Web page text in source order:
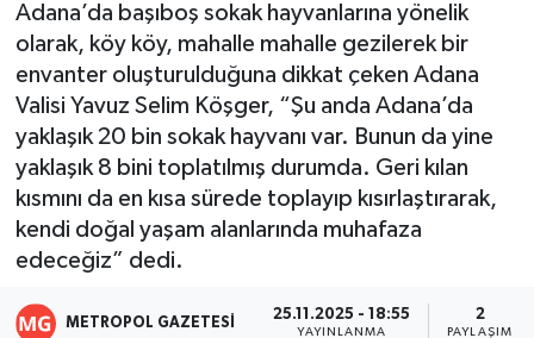
Adana’da başıboş sokak hayvanlarına yönelik
olarak, köy köy, mahalle mahalle gezilerek bir
envanter oluşturulduğuna dikkat çeken Adana
Valisi Yavuz Selim Köşger, “Şu anda Adana’da
yaklaşık 20 bin sokak hayvanı var. Bunun da yine
yaklaşık 8 bini toplatılmış durumda. Geri kılan
kısmını da en kısa sürede toplayıp kısırlaştırarak,
kendi doğal yaşam alanlarında muhafaza
edeceğiz” dedi.
METROPOL GAZETESI 25.11.2025 - 18:55
YAYINLANMA
2
PAYLAŞIM